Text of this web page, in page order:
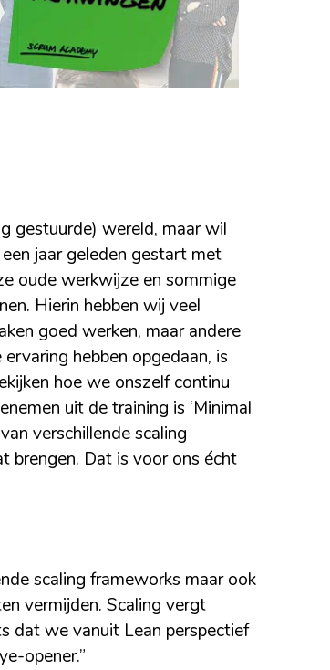
gestuurde) wereld, maar wil
jaar geleden gestart met
oude werkwijze en sommige
Hierin hebben wij veel
goed werken, maar andere
hebben opgedaan, is
hoe we onszelf continu
uit de training is ‘Minimal
verschillende scaling
brengen. Dat is voor ons écht
scaling frameworks maar ook
vermijden. Scaling vergt
dat we vanuit Lean perspectief
opener.”